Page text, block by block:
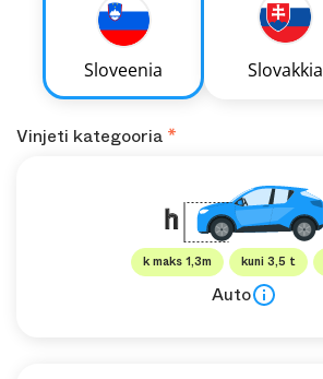
Sloveenia Slovakkia
Vinjeti kategooria
k maks 1,3m kuni 3,5 t
Auto